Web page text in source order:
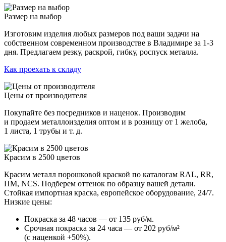
Размер на выбор
Изготовим изделия любых размеров под ваши задачи на
собственном современном производстве в Владимире за 1-3
дня. Предлагаем резку, раскрой, гибку, роспуск металла.
Как проехать к складу
Цены от производителя
Покупайте без посредников и наценок. Производим
и продаем металлоизделия оптом и в розницу от 1 желоба,
1 листа, 1 трубы и т. д.
Красим в 2500 цветов
Красим металл порошковой краской по каталогам RAL, RR,
ПМ, NCS. Подберем оттенок по образцу вашей детали.
Стойкая импортная краска, европейское оборудование, 24/7.
Низкие цены:
Покраска за 48 часов — от 135 руб/м.
Срочная покраска за 24 часа — от 202 руб/м²
(с наценкой +50%).